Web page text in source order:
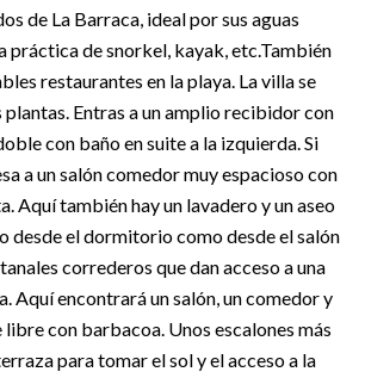
de La Barraca, ideal por sus aguas
práctica de snorkel, kayak, etc.También
restaurantes en la playa. La villa se
Entras a un amplio recibidor con
con baño en suite a la izquierda. Si
a un salón comedor muy espacioso con
Aquí también hay un lavadero y un aseo
desde el dormitorio como desde el salón
correderos que dan acceso a una
Aquí encontrará un salón, un comedor y
libre con barbacoa. Unos escalones más
para tomar el sol y el acceso a la